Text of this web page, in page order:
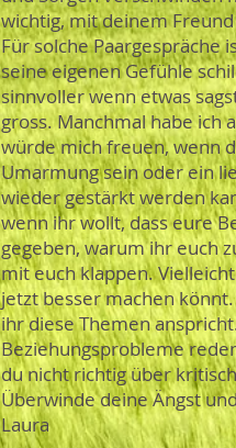
wichtig, mit deinem
Für solche
seine eigenen Gefühle
sinnvoller wenn etwas
gross. Manchmal habe ich
würde mich freuen, wenn
Umarmung sein oder ein
wieder gestärkt werden
wenn ihr wollt, dass eure
gegeben, warum ihr euch
mit euch klappen.
jetzt besser machen
ihr diese Themen
Beziehungsprobleme
du nicht richtig über
Überwinde deine Ängst
Laura